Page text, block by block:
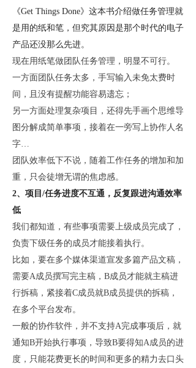
《Get Things Done》这本书介绍做任务管理就
是用的纸和笔，但究其原因是那个时代的电子
产品还没那么先进。
现在用纸笔做团队任务管理，明显不可行。
一方面团队任务太多，手写输入未免太费时
间，且没有提醒功能容易遗忘；
另一方面处理复杂项目，还得先手画个思维导
图分解成简单事项，接着在一旁写上协作人名
字…
团队效率低下不说，随着工作任务的增加和加
重，只会徒增无谓的焦虑感。
2、项目/任务进度不互通，反复跟进沟通效率
低
我们都知道，有些事项需要上级成员完成了，
负责下级任务的成员才能接着执行。
比如，要在多个媒体渠道宣发多篇产品文稿，
需要A成员撰写完主稿，B成员才能就主稿进
行拆稿，紧接着C成员就B成员提供的拆稿，
在多个平台发布。
一般的协作软件，并不支持A完成事项后，就
通知B开始执行事项，导致B要得知A成员的进
度，只能花费更长的时间和更多的精力去口头